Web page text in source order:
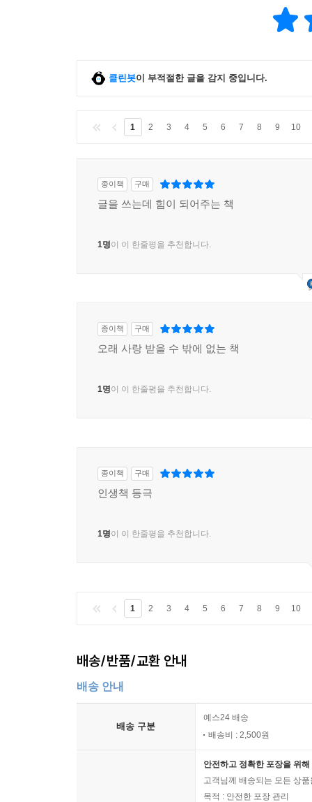
클린봇이 부적절한 글을 감지 중입니다.
1 2 3 4 5 6 7 8 9 10
종이책 구매
글을 쓰는데 힘이 되어주는 책
1명이 이 한줄평을 추천합니다.
종이책 구매
오래 사랑 받을 수 밖에 없는 책
1명이 이 한줄평을 추천합니다.
종이책 구매
인생책 등극
1명이 이 한줄평을 추천합니다.
1 2 3 4 5 6 7 8 9 10
배송/반품/교환 안내
배송 안내
배송 구분
예스24 배송
배송비 : 2,500원
안전하고 정확한 포장을 위
고객님께 배송되는 모든 상
목적 : 안전한 포장 관리